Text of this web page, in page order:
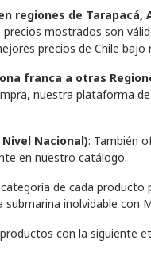
regiones de Tarapacá,
mostrados son
precios de Chile
franca a otras
nuestra plataforma
Nacional): También
en nuestro catálogo.
de cada producto
inolvidable con
con la siguiente